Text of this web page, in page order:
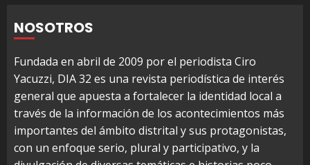
NOSOTROS
Fundada en abril de 2009 por el periodista Ciro
Yacuzzi, DIA 32 es una revista periodística de interés
general que apuesta a fortalecer la identidad local a
través de la información de los acontecimientos más
importantes del ámbito distrital y sus protagonistas,
con un enfoque serio, plural y participativo, y la